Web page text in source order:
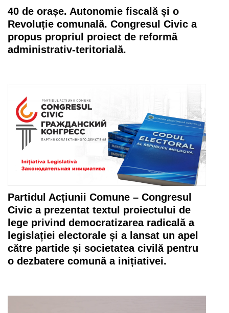
40 de orașe. Autonomie fiscală și o
Revoluție comunală. Congresul Civic a
propus propriul proiect de reformă
administrativ-teritorială.
Partidul Acțiunii Comune – Congresul
Civic a prezentat textul proiectului de
lege privind democratizarea radicală a
legislației electorale și a lansat un apel
către partide și societatea civilă pentru
o dezbatere comună a inițiativei.